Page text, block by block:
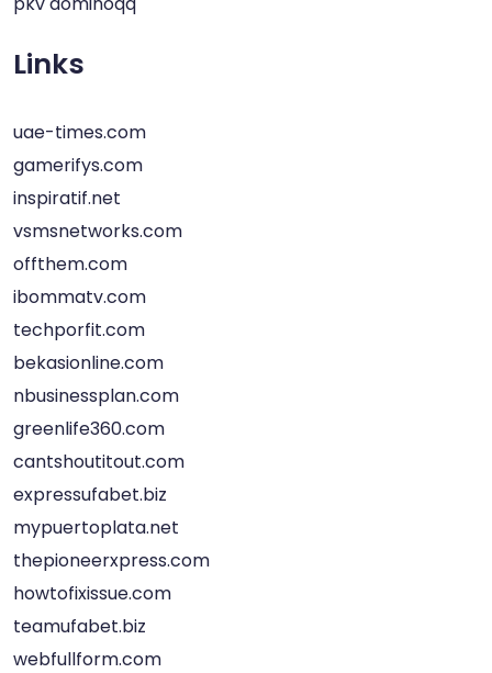
Links
uae-times.com
gamerifys.com
inspiratif.net
vsmsnetworks.com
offthem.com
ibommatv.com
techporfit.com
bekasionline.com
nbusinessplan.com
greenlife360.com
cantshoutitout.com
expressufabet.biz
mypuertoplata.net
thepioneerxpress.com
howtofixissue.com
teamufabet.biz
webfullform.com